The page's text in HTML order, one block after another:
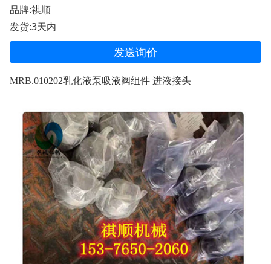
品牌:祺顺
发货:3天内
发送询价
MRB.010202乳化液泵吸液阀组件 进液接头